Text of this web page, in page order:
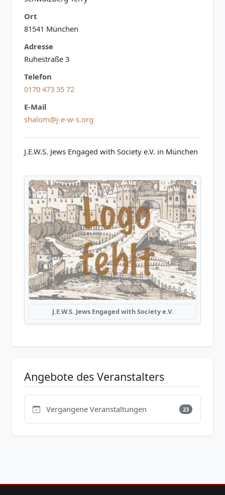
Ort
81541 München
Adresse
Ruhestraße 3
Telefon
0170 473 35 72
E-Mail
shalom@j-e-w-s.org
J.E.W.S. Jews Engaged with Society e.V. in München
J.E.W.S. Jews Engaged with Society e.V.
Angebote des Veranstalters
Vergangene Veranstaltungen 23